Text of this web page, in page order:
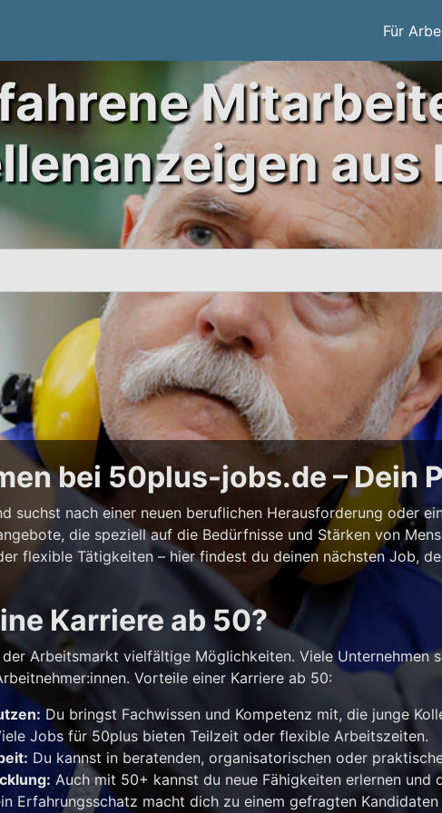
Für
aus
bei 50plus-jobs.de – Dein
suchst nach einer neuen beruflichen Herausforderung oder
die speziell auf die Bedürfnisse und Stärken von
flexible Tätigkeiten – hier findest du deinen nächsten Job,
Karriere ab 50?
Arbeitsmarkt vielfältige Möglichkeiten. Viele Unternehmen
Vorteile einer Karriere ab 50:
Du bringst Fachwissen und Kompetenz mit, die junge
Jobs für 50plus bieten Teilzeit oder flexible Arbeitszeiten.
Du kannst in beratenden, organisatorischen oder
Auch mit 50+ kannst du neue Fähigkeiten erlernen und
Erfahrungsschatz macht dich zu einem gefragten